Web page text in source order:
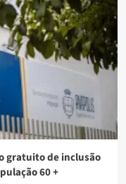
gratuito de inclusão
60 +